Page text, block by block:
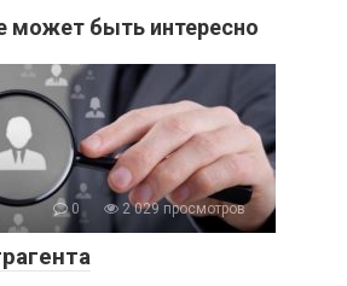
может быть интересно
0 2 029 просмотров